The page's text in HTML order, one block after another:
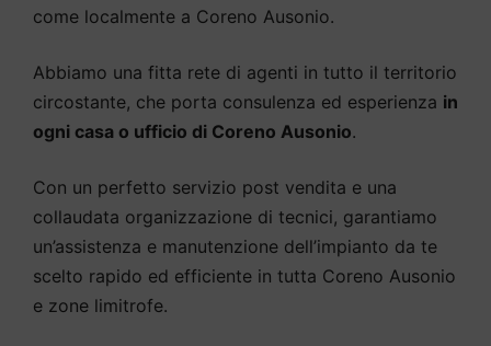
come localmente a Coreno Ausonio.
Abbiamo una fitta rete di agenti in tutto il territorio
circostante, che porta consulenza ed esperienza in
ogni casa o ufficio di Coreno Ausonio.
Con un perfetto servizio post vendita e una
collaudata organizzazione di tecnici, garantiamo
un’assistenza e manutenzione dell’impianto da te
scelto rapido ed efficiente in tutta Coreno Ausonio
e zone limitrofe.